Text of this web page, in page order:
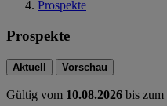
Prospekte
Prospekte
Aktuell Vorschau
Gültig vom 10.08.2026 bis zum